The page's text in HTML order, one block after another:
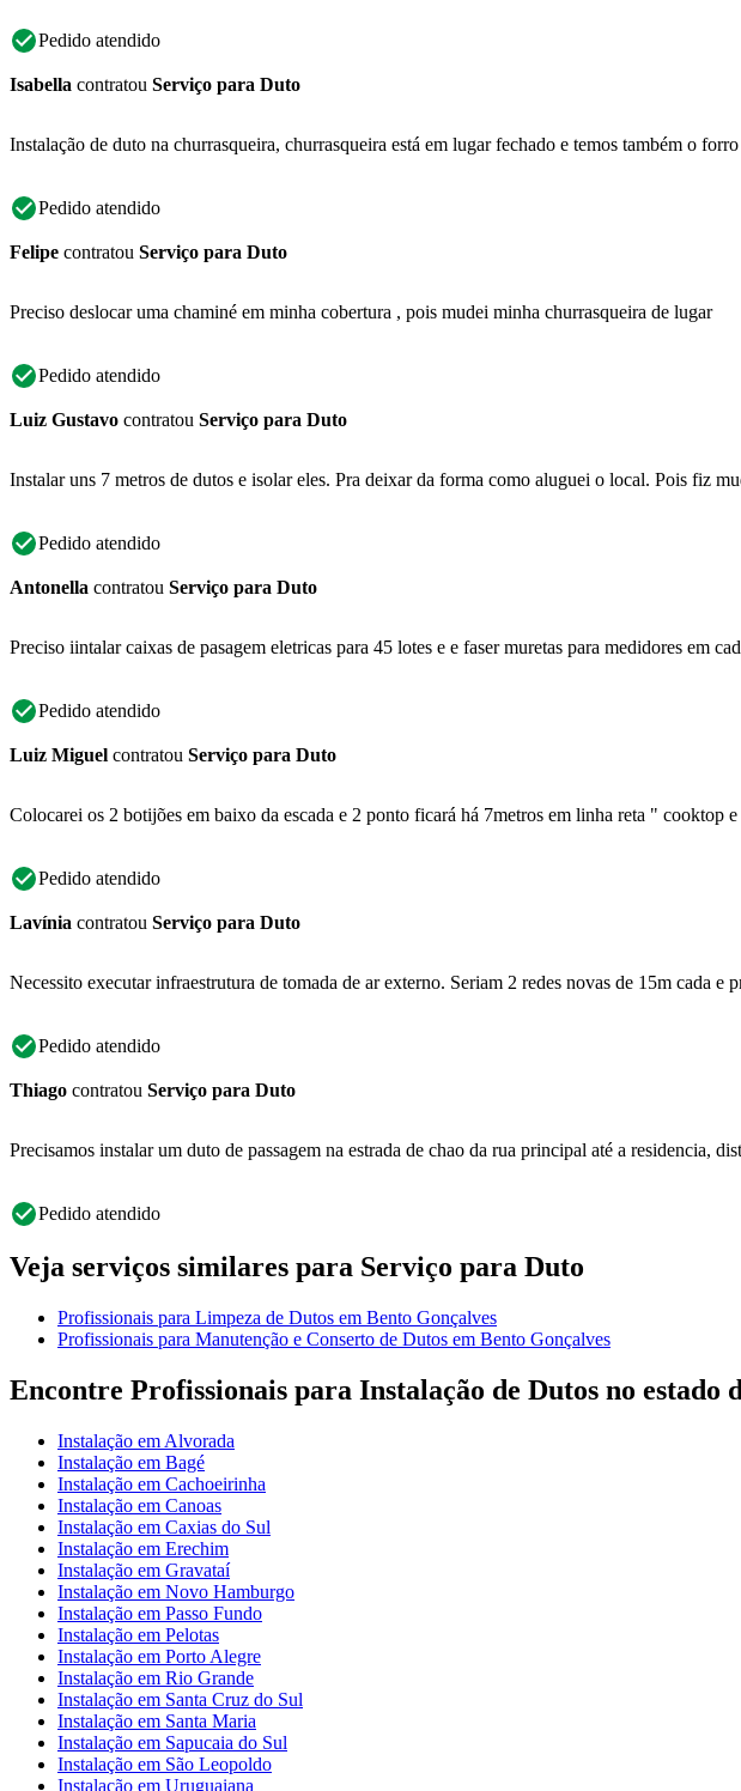
Pedido atendido
Isabella contratou Serviço para Duto
Instalação de duto na churrasqueira, churrasqueira está em lugar fechado e temos também o
Pedido atendido
Felipe contratou Serviço para Duto
Preciso deslocar uma chaminé em minha cobertura , pois mudei minha churrasqueira de lugar
Pedido atendido
Luiz Gustavo contratou Serviço para Duto
Instalar uns 7 metros de dutos e isolar eles. Pra deixar da forma como aluguei o local. Pois fiz
Pedido atendido
Antonella contratou Serviço para Duto
Preciso iintalar caixas de pasagem eletricas para 45 lotes e e faser muretas para medidores em
Pedido atendido
Luiz Miguel contratou Serviço para Duto
Colocarei os 2 botijões em baixo da escada e 2 ponto ficará há 7metros em linha reta "
Pedido atendido
Lavínia contratou Serviço para Duto
Necessito executar infraestrutura de tomada de ar externo. Seriam 2 redes novas de 15m cada
Pedido atendido
Thiago contratou Serviço para Duto
Precisamos instalar um duto de passagem na estrada de chao da rua principal até a residencia,
Pedido atendido
Veja serviços similares para Serviço para Duto
Profissionais para Limpeza de Dutos em Bento Gonçalves
Profissionais para Manutenção e Conserto de Dutos em Bento Gonçalves
Encontre Profissionais para Instalação de Dutos no estado
Instalação em Alvorada
Instalação em Bagé
Instalação em Cachoeirinha
Instalação em Canoas
Instalação em Caxias do Sul
Instalação em Erechim
Instalação em Gravataí
Instalação em Novo Hamburgo
Instalação em Passo Fundo
Instalação em Pelotas
Instalação em Porto Alegre
Instalação em Rio Grande
Instalação em Santa Cruz do Sul
Instalação em Santa Maria
Instalação em Sapucaia do Sul
Instalação em São Leopoldo
Instalação em Uruguaiana